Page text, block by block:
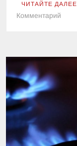
ЧИТАЙТЕ ДАЛЕЕ
Комментарий
с